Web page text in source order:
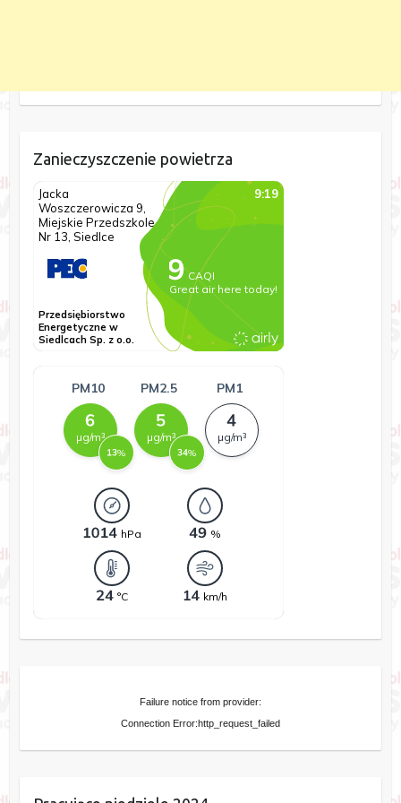
Zanieczyszczenie powietrza
Failure notice from provider:
Connection Error:http_request_failed